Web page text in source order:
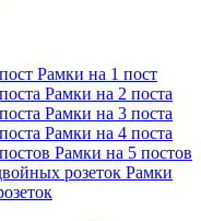
Рамки на 1 пост
Рамки на 2 поста
Рамки на 3 поста
Рамки на 4 поста
Рамки на 5 постов
Рамки